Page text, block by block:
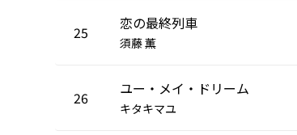
25 恋の最終列車
須藤 薫
26 ユー・メイ・ドリーム
キタキマユ